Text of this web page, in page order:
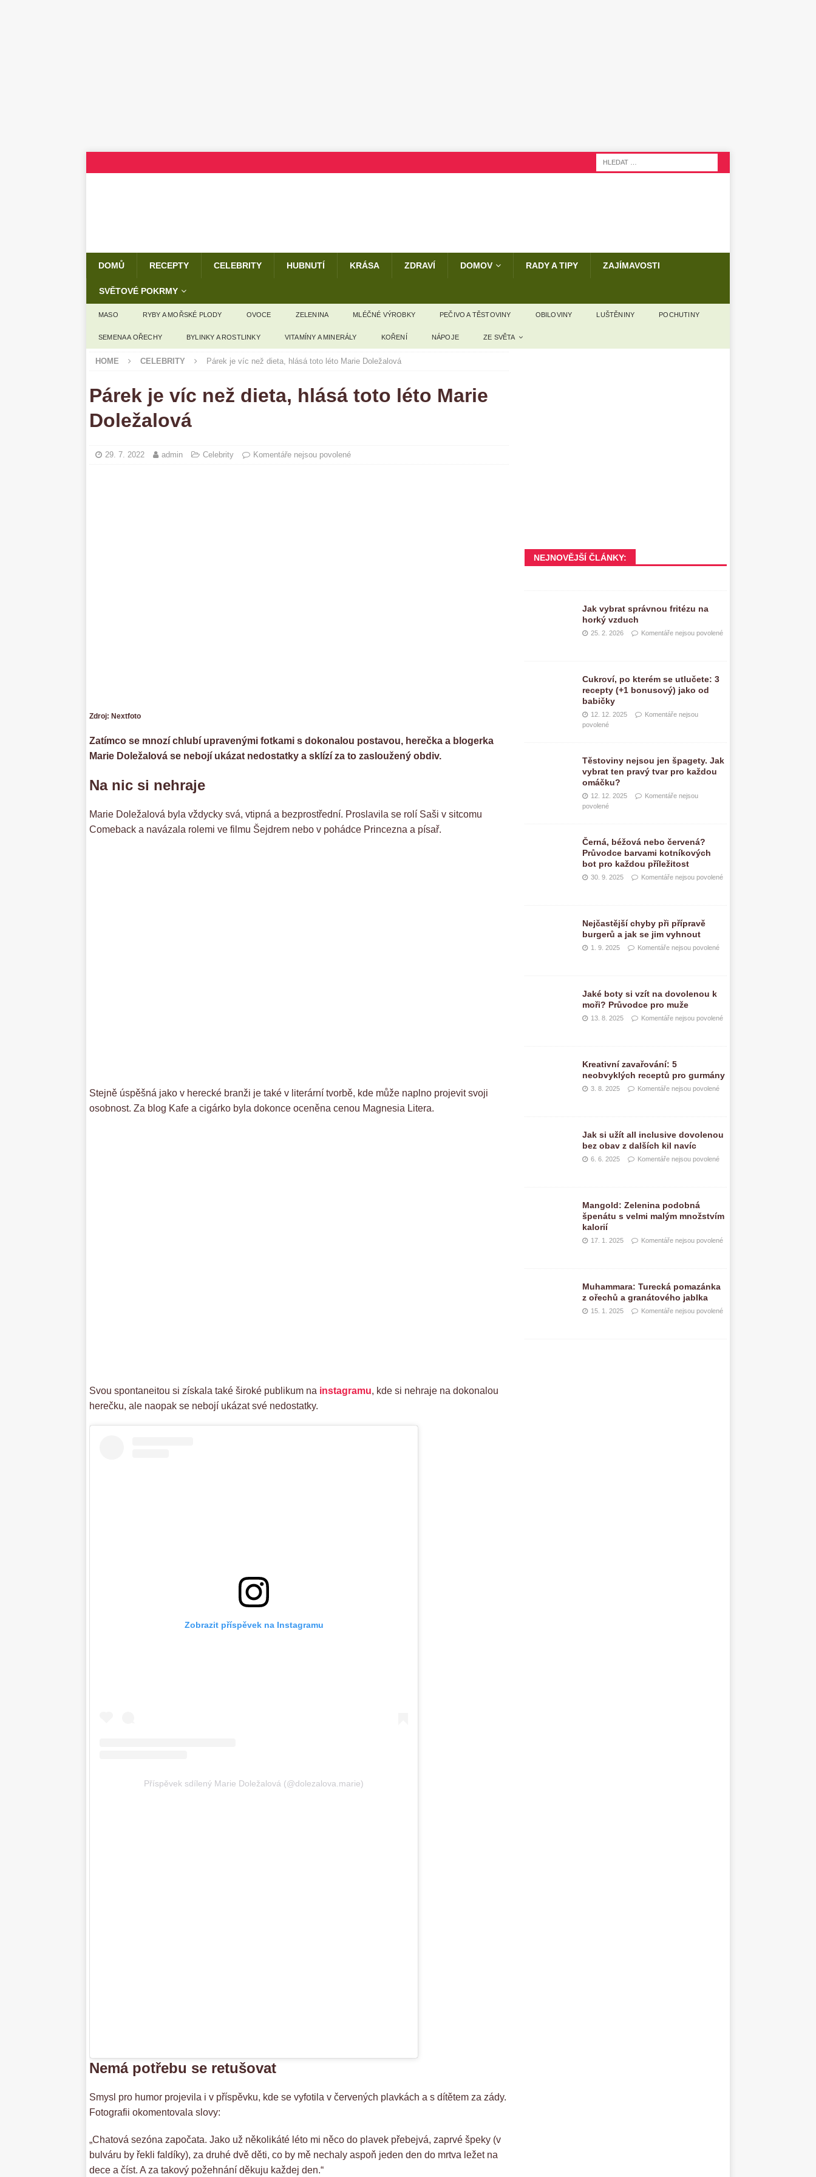
DOMŮ RECEPTY CELEBRITY HUBNUTÍ KRÁSA ZDRAVÍ DOMOV RADY A TIPY ZAJÍMAVOSTI
SVĚTOVÉ POKRMY
MASO RYBY A MOŘSKÉ PLODY OVOCE ZELENINA MLÉČNÉ VÝROBKY PEČIVO A TĚSTOVINY OBILOVINY LUŠTĚNINY POCHUTINY
SEMENA A OŘECHY BYLINKY A ROSTLINKY VITAMÍNY A MINERÁLY KOŘENÍ NÁPOJE ZE SVĚTA
HOME CELEBRITY Párek je víc než dieta, hlásá toto léto Marie Doležalová
Párek je víc než dieta, hlásá toto léto Marie
Doležalová
29. 7. 2022 admin Celebrity Komentáře nejsou povolené
Zdroj: Nextfoto
Zatímco se mnozí chlubí upravenými fotkami s dokonalou postavou, herečka a blogerka
Marie Doležalová se nebojí ukázat nedostatky a sklízí za to zasloužený obdiv.
Na nic si nehraje
Marie Doležalová byla vždycky svá, vtipná a bezprostřední. Proslavila se rolí Saši v sitcomu
Comeback a navázala rolemi ve filmu Šejdrem nebo v pohádce Princezna a písař.
Stejně úspěšná jako v herecké branži je také v literární tvorbě, kde může naplno projevit svoji
osobnost. Za blog Kafe a cigárko byla dokonce oceněna cenou Magnesia Litera.
Svou spontaneitou si získala také široké publikum na instagramu, kde si nehraje na dokonalou
herečku, ale naopak se nebojí ukázat své nedostatky.
Zobrazit příspěvek na Instagramu
Příspěvek sdílený Marie Doležalová (@dolezalova.marie)
Nemá potřebu se retušovat
Smysl pro humor projevila i v příspěvku, kde se vyfotila v červených plavkách a s dítětem za zády.
Fotografii okomentovala slovy:
„Chatová sezóna započata. Jako už několikáté léto mi něco do plavek přebejvá, zaprvé špeky (v
bulváru by řekli faldíky), za druhé dvě děti, co by mě nechaly aspoň jeden den do mrtva ležet na
dece a číst. A za takový požehnání děkuju každej den.“
NEJNOVĚJŠÍ ČLÁNKY:
Jak vybrat správnou fritézu na
horký vzduch
25. 2. 2026 Komentáře nejsou povolené
Cukroví, po kterém se utlučete: 3
recepty (+1 bonusový) jako od
babičky
12. 12. 2025
Komentáře nejsou
povolené
Těstoviny nejsou jen špagety. Jak
vybrat ten pravý tvar pro každou
omáčku?
12. 12. 2025
Komentáře nejsou
povolené
Černá, béžová nebo červená?
Průvodce barvami kotníkových
bot pro každou příležitost
30. 9. 2025 Komentáře nejsou povolené
Nejčastější chyby při přípravě
burgerů a jak se jim vyhnout
1. 9. 2025 Komentáře nejsou povolené
Jaké boty si vzít na dovolenou k
moři? Průvodce pro muže
13. 8. 2025 Komentáře nejsou povolené
Kreativní zavařování: 5
neobvyklých receptů pro gurmány
3. 8. 2025 Komentáře nejsou povolené
Jak si užít all inclusive dovolenou
bez obav z dalších kil navíc
6. 6. 2025 Komentáře nejsou povolené
Mangold: Zelenina podobná
špenátu s velmi malým množstvím
kalorií
17. 1. 2025 Komentáře nejsou povolené
Muhammara: Turecká pomazánka
z ořechů a granátového jablka
15. 1. 2025 Komentáře nejsou povolené